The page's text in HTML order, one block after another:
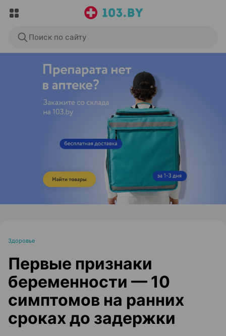
Поиск по сайту
ЭФФЕКТИВНАЯ РЕКЛАМА НА САЙТЕ
Здоровье
Первые признаки
беременности — 10
симптомов на ранних
сроках до задержки